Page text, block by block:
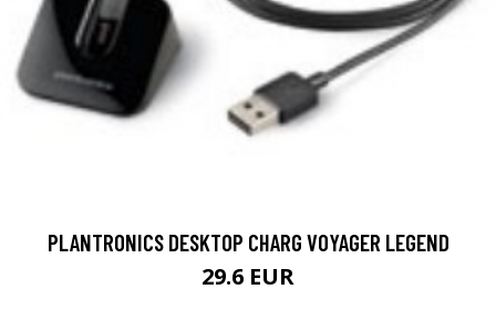
PLANTRONICS DESKTOP CHARG VOYAGER LEGEND
29.6 EUR